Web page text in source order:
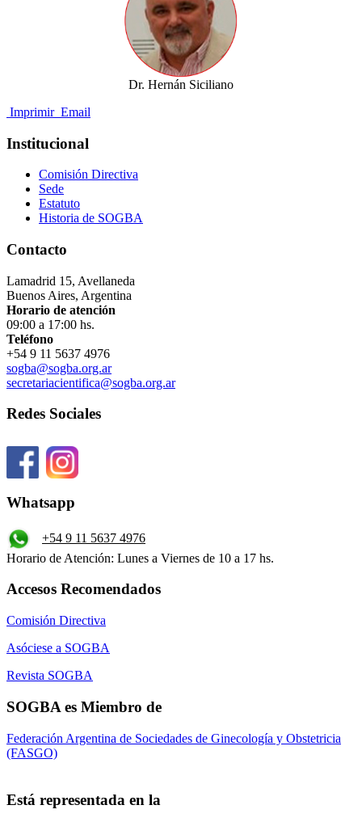
Dr. Hernán Siciliano
Imprimir Email
Institucional
Comisión Directiva
Sede
Estatuto
Historia de SOGBA
Contacto
Lamadrid 15, Avellaneda
Buenos Aires, Argentina
Horario de atención
09:00 a 17:00 hs.
Teléfono
+54 9 11 5637 4976
sogba@sogba.org.ar
secretariacientifica@sogba.org.ar
Redes Sociales
Whatsapp
+54 9 11 5637 4976
Horario de Atención: Lunes a Viernes de 10 a 17 hs.
Accesos Recomendados
Comisión Directiva
Asóciese a SOGBA
Revista SOGBA
SOGBA es Miembro de
Federación Argentina de Sociedades de Ginecología y Obstetricia
(FASGO)
Está representada en la